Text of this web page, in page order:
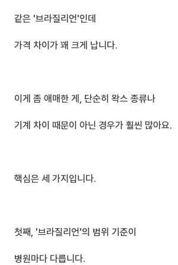
같은 '브라질리언'인데
가격 차이가 꽤 크게 납니다.
이게 좀 애매한 게, 단순히 왁스 종류나
기계 차이 때문이 아닌 경우가 훨씬 많아요.
핵심은 세 가지입니다.
첫째, '브라질리언'의 범위 기준이
병원마다 다릅니다.